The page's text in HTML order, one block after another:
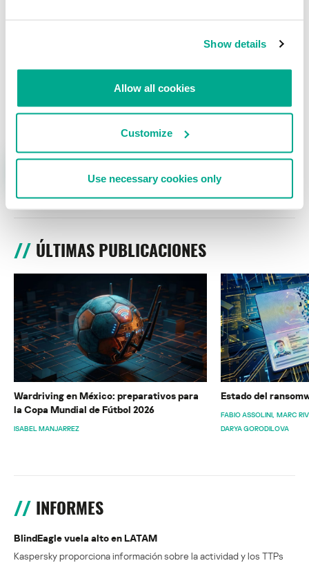
Show details
Allow all cookies
Customize
Use necessary cookies only
Correo electrónico
ÚLTIMAS PUBLICACIONES
Wardriving en México: preparativos para
la Copa Mundial de Fútbol 2026
ISABEL MANJARREZ
Estado del
FABIO ASSOLINI MARC
DARYA GORODILOVA
INFORMES
BlindEagle vuela alto en LATAM
Kaspersky proporciona información sobre la actividad y los TTPs